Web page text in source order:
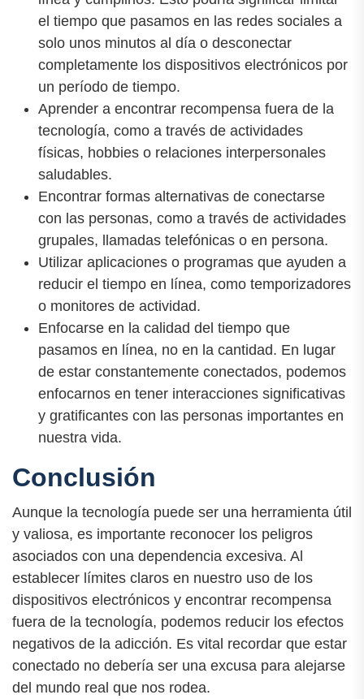
el tiempo que pasamos en las redes sociales a
solo unos minutos al día o desconectar
completamente los dispositivos electrónicos por
un período de tiempo.
Aprender a encontrar recompensa fuera de la
tecnología, como a través de actividades
físicas, hobbies o relaciones interpersonales
saludables.
Encontrar formas alternativas de conectarse
con las personas, como a través de actividades
grupales, llamadas telefónicas o en persona.
Utilizar aplicaciones o programas que ayuden a
reducir el tiempo en línea, como temporizadores
o monitores de actividad.
Enfocarse en la calidad del tiempo que
pasamos en línea, no en la cantidad. En lugar
de estar constantemente conectados, podemos
enfocarnos en tener interacciones significativas
y gratificantes con las personas importantes en
nuestra vida.
Conclusión
Aunque la tecnología puede ser una herramienta útil
y valiosa, es importante reconocer los peligros
asociados con una dependencia excesiva. Al
establecer límites claros en nuestro uso de los
dispositivos electrónicos y encontrar recompensa
fuera de la tecnología, podemos reducir los efectos
negativos de la adicción. Es vital recordar que estar
conectado no debería ser una excusa para alejarse
del mundo real que nos rodea.